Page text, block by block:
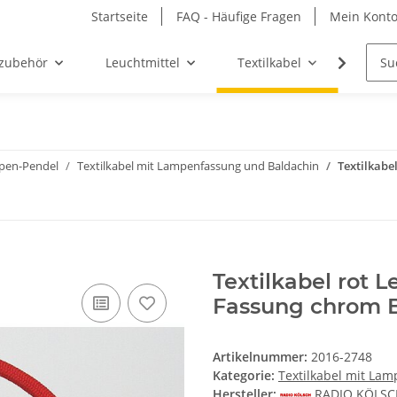
Startseite FAQ - Häufige Fragen Mein Konto
Leuchtmittel Textilkabel
Pendel Textilkabel mit Lampenfassung und Baldachin
Textilkabel rot
Fassung chrom
Artikelnummer: 2016-2748
Kategorie: Textilkabel mit